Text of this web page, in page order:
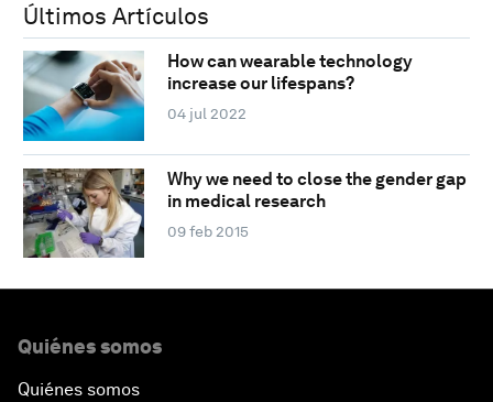
Últimos Artículos
How can wearable technology
increase our lifespans?
04 jul 2022
Why we need to close the gender gap
in medical research
09 feb 2015
Quiénes somos
Quiénes somos